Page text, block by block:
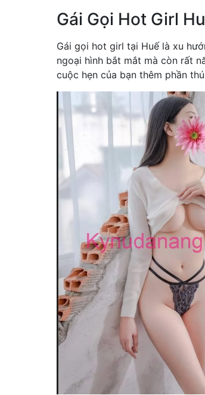
Gái Gọi Hot Girl
Gái gọi hot girl tại Huế là xu
ngoại hình bắt mắt mà còn rất
cuộc hẹn của bạn thêm phần